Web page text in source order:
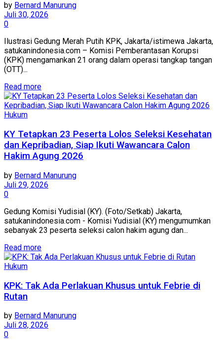
by Bernard Manurung
Juli 30, 2026
0
Ilustrasi Gedung Merah Putih KPK, Jakarta/istimewa Jakarta,
satukanindonesia.com – Komisi Pemberantasan Korupsi
(KPK) mengamankan 21 orang dalam operasi tangkap tangan
(OTT)...
Read more
Hukum
KY Tetapkan 23 Peserta Lolos Seleksi Kesehatan
dan Kepribadian, Siap Ikuti Wawancara Calon
Hakim Agung 2026
by Bernard Manurung
Juli 29, 2026
0
Gedung Komisi Yudisial (KY). (Foto/Setkab) Jakarta,
satukanindonesia.com - Komisi Yudisial (KY) mengumumkan
sebanyak 23 peserta seleksi calon hakim agung dan...
Read more
Hukum
KPK: Tak Ada Perlakuan Khusus untuk Febrie di
Rutan
by Bernard Manurung
Juli 28, 2026
0